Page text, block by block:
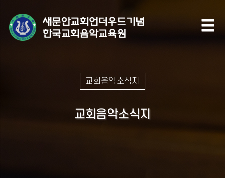
교회음악소식지
교회음악소식지